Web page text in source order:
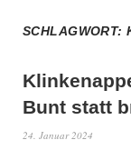
SCHLAGWORT:
Bunt statt
24. Januar 2024